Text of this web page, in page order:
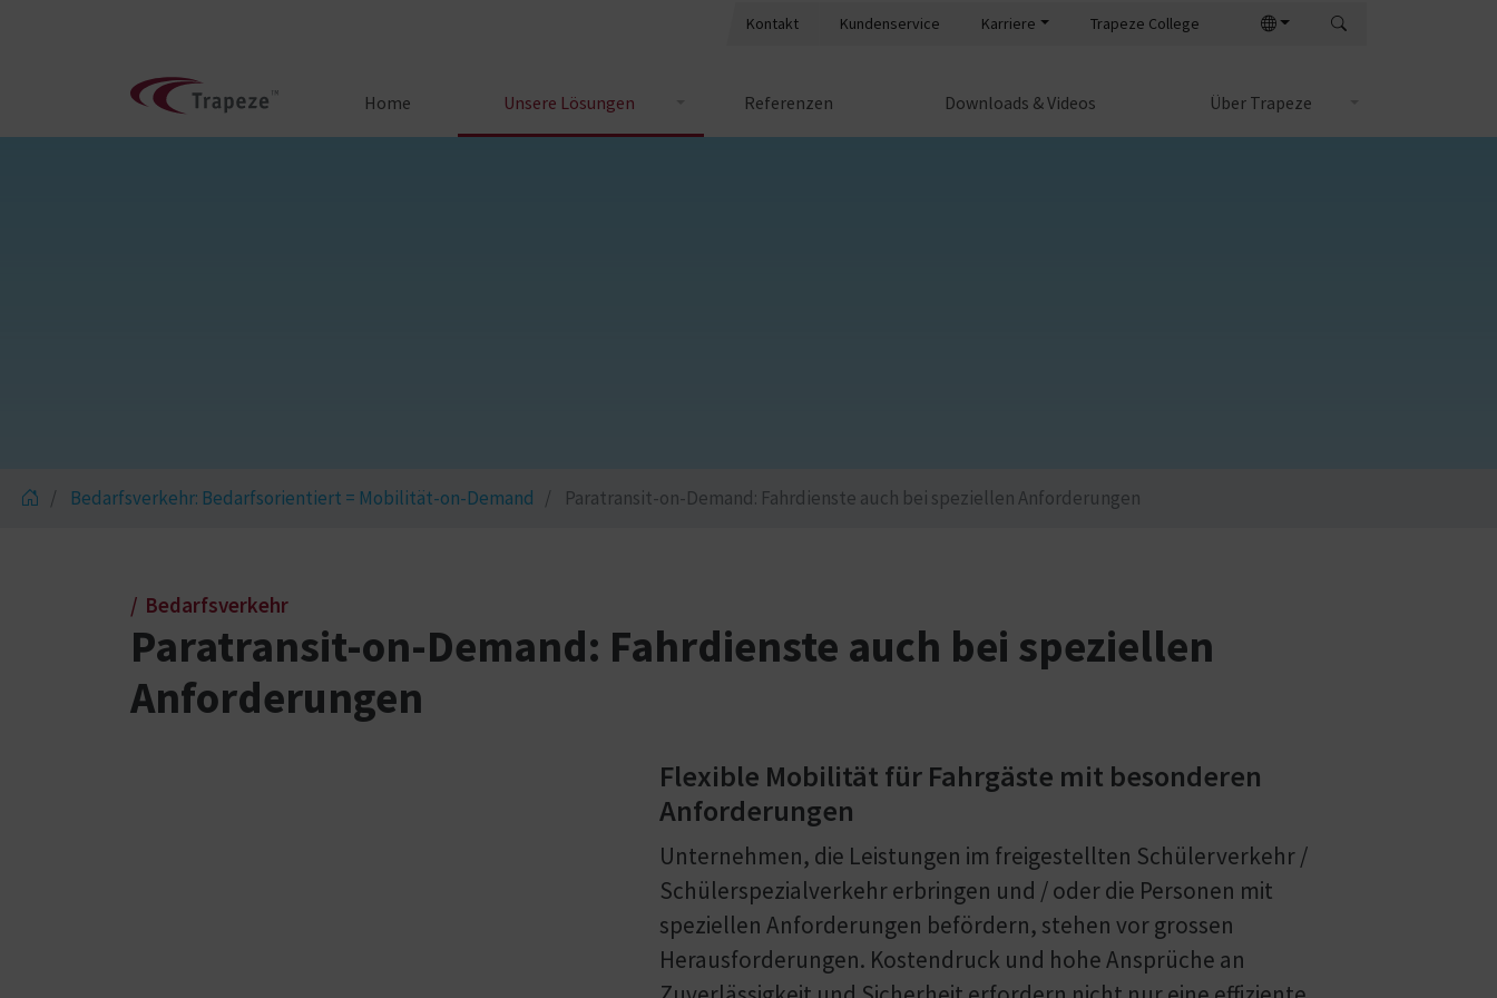
Kontakt Kundenservice Karriere Trapeze College
Home Unsere Lösungen Referenzen Downloads & Videos Über Trapeze
Bedarfsverkehr: Bedarfsorientiert = Mobilität-on-Demand Paratransit-on-Demand: Fahrdienste auch bei speziellen Anforderungen
Bedarfsverkehr
Paratransit-on-Demand: Fahrdienste auch bei speziellen
Anforderungen
Flexible Mobilität für Fahrgäste mit besonderen
Anforderungen
Unternehmen, die Leistungen im freigestellten Schülerverkehr /
Schülerspezialverkehr erbringen und / oder die Personen mit
speziellen Anforderungen befördern, stehen vor grossen
Herausforderungen. Kostendruck und hohe Ansprüche an